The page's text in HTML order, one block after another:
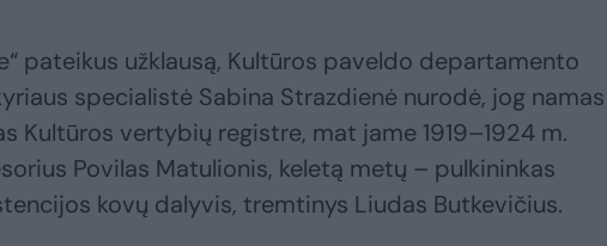
pateikus užklausą, Kultūros paveldo departamento
specialistė Sabina Strazdienė nurodė, jog namas
Kultūros vertybių registre, mat jame 1919–1924 m.
Povilas Matulionis, keletą metų – pulkininkas
kovų dalyvis, tremtinys Liudas Butkevičius.